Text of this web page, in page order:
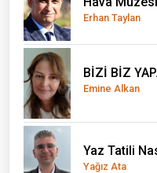
Erhan Taylan
BİZİ BİZ
Emine Alkan
Yaz Tatili
Yağız Ata